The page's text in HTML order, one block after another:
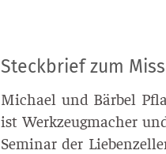
Steckbrief zum
Micha­el und Bär­bel
ist Werk­zeug­ma­cher
Semi­nar der